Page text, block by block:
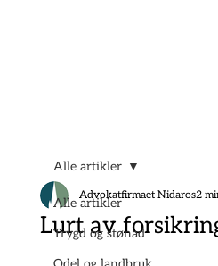
Alle artikler
Trygd og stønad
Alle artikler
Lurt av
Advokatfirmaet Nidaros2